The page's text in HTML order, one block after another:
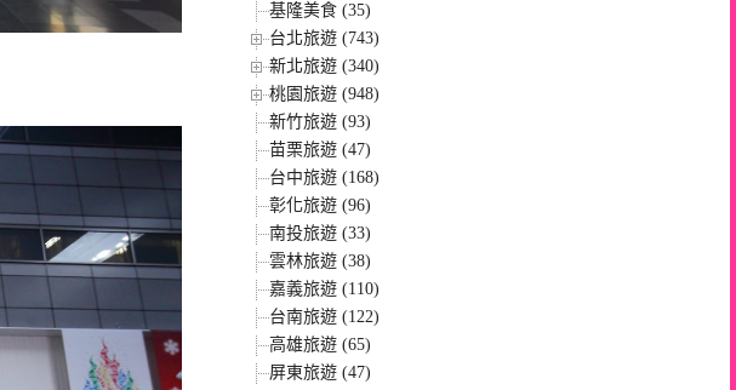
基隆美食 (35)
台北旅遊 (743)
新北旅遊 (340)
桃園旅遊 (948)
新竹旅遊 (93)
苗栗旅遊 (47)
台中旅遊 (168)
彰化旅遊 (96)
南投旅遊 (33)
雲林旅遊 (38)
嘉義旅遊 (110)
台南旅遊 (122)
高雄旅遊 (65)
屏東旅遊 (47)